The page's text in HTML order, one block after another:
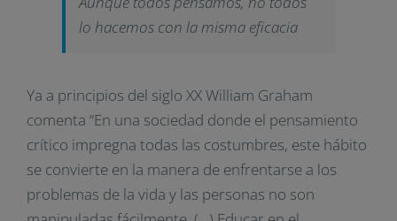
lo hacemos con la misma eficacia
Ya a principios del siglo XX William Graham
comenta “En una sociedad donde el pensamiento
crítico impregna todas las costumbres, este hábito
se convierte en la manera de enfrentarse a los
problemas de la vida y las personas no son